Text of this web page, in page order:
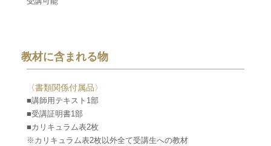
教材に含まれる物
〈書類関係付属品〉
■講師用テキスト1部
■受講証明書1部
■カリキュラム表2枚
※カリキュラム表2枚以外全て受講生への教材